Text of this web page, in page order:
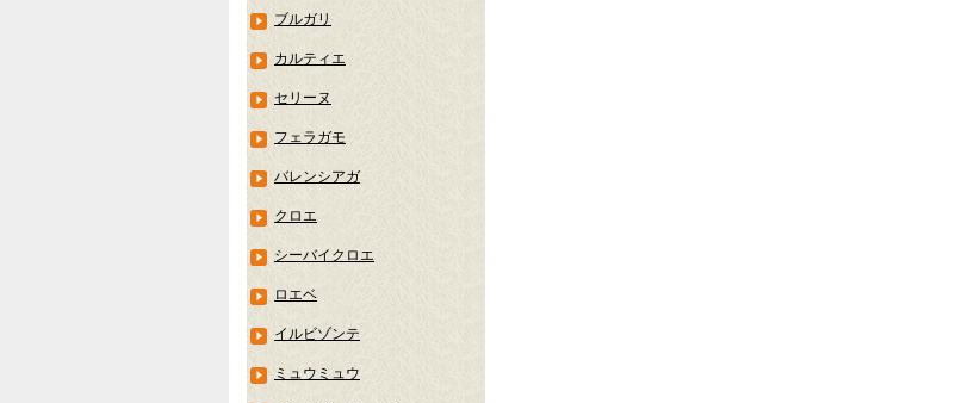
ブルガリ
カルティエ
セリーヌ
フェラガモ
バレンシアガ
クロエ
シーバイクロエ
ロエベ
イルビゾンテ
ミュウミュウ